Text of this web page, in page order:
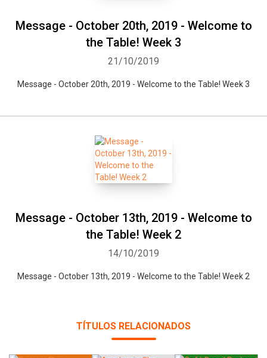
Message - October 20th, 2019 - Welcome to
the Table! Week 3
21/10/2019
Message - October 20th, 2019 - Welcome to the Table! Week 3
Message - October 13th, 2019 - Welcome to
the Table! Week 2
14/10/2019
Message - October 13th, 2019 - Welcome to the Table! Week 2
TÍTULOS RELACIONADOS